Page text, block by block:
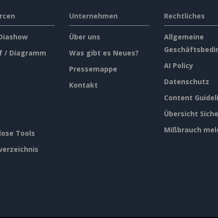
/ Diagramm
Tools
Unternehmen
Über uns
Was gibt es Neues?
Pressemappe
Kontakt
Rechtliches
Allgemeine
AI Policy
Datenschutz
Content
Übersicht
Mißbrauch